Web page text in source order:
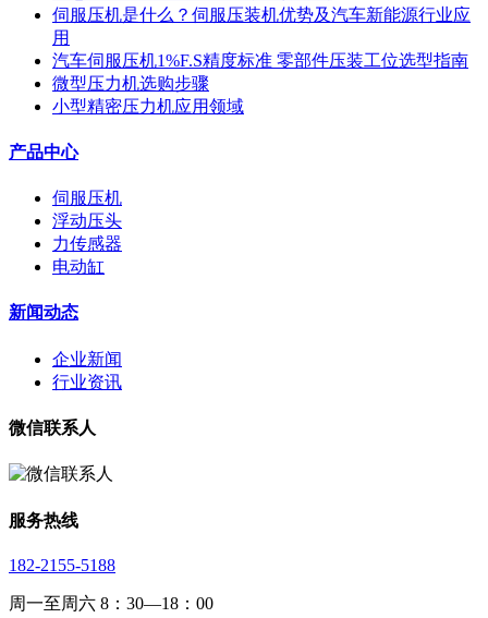
伺服压机是什么？伺服压装机优势及汽车新能源行业应
用
汽车伺服压机1%F.S精度标准 零部件压装工位选型指南
微型压力机选购步骤
小型精密压力机应用领域
产品中心
伺服压机
浮动压头
力传感器
电动缸
新闻动态
企业新闻
行业资讯
微信联系人
服务热线
182-2155-5188
周一至周六 8：30—18：00